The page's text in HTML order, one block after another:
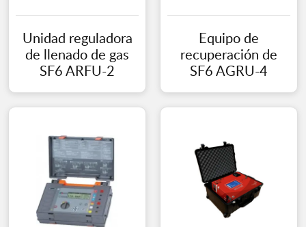
Unidad reguladora
de llenado de gas
SF6 ARFU-2
Equipo de
recuperación de
SF6 AGRU-4